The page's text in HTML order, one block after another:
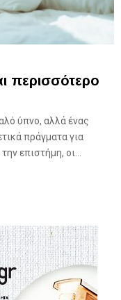
περισσότερο
ύπνο, αλλά ένας
πράγματα για
επιστήμη, οι...